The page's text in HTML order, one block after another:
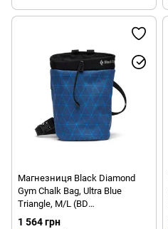
Магнезниця Black Diamond
Gym Chalk Bag, Ultra Blue
Triangle, M/L (BD
6301124074M_L1)
1 564 грн